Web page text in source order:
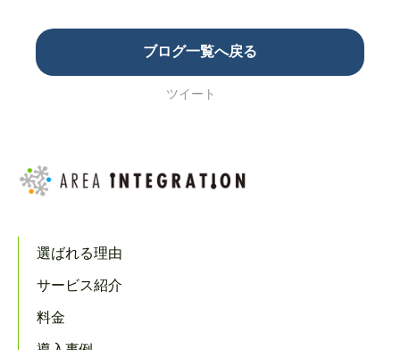
ブログ一覧へ戻る
ツイート
選ばれる理由
サービス紹介
料金